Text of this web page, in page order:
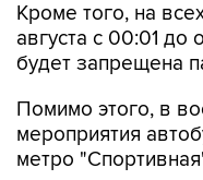
Кроме того, на
августа с 00:01 до
будет запрещена
Помимо этого, в
мероприятия
метро